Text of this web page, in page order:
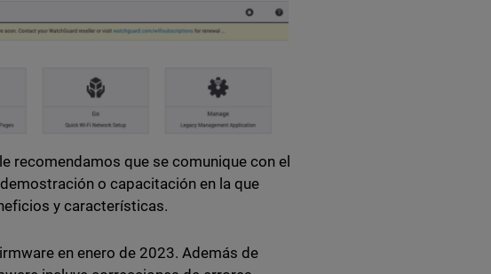
recomendamos que se comunique con el
o capacitación en la que
y características.
en enero de 2023. Además de